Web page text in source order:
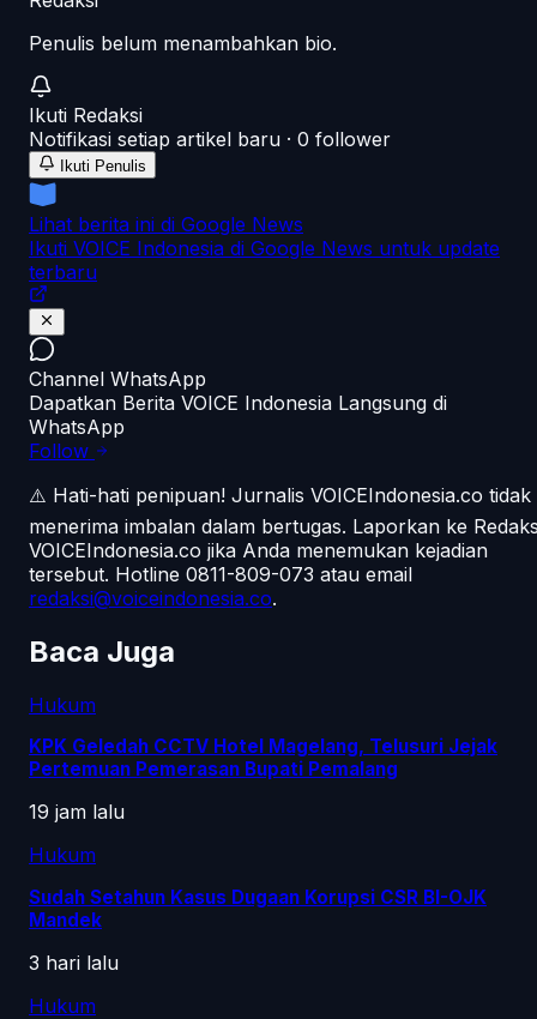
Penulis belum menambahkan bio.
Ikuti Redaksi
Notifikasi setiap artikel baru · 0 follower
Ikuti Penulis
Lihat berita ini di Google News
Ikuti VOICE Indonesia di Google News untuk update
terbaru
Channel WhatsApp
Dapatkan Berita VOICE Indonesia Langsung di
WhatsApp
Follow
⚠️ Hati-hati penipuan! Jurnalis VOICEIndonesia.co tidak
menerima imbalan dalam bertugas. Laporkan ke
VOICEIndonesia.co jika Anda menemukan kejadian
tersebut. Hotline 0811-809-073 atau email
redaksi@voiceindonesia.co.
Baca Juga
Hukum
KPK Geledah CCTV Hotel Magelang, Telusuri Jejak
Pertemuan Pemerasan Bupati Pemalang
19 jam lalu
Hukum
Sudah Setahun Kasus Dugaan Korupsi CSR BI-OJK
Mandek
3 hari lalu
Hukum